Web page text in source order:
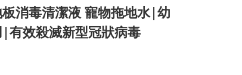
消毒清潔液 寵物拖地水|幼
|有效殺滅新型冠狀病毒